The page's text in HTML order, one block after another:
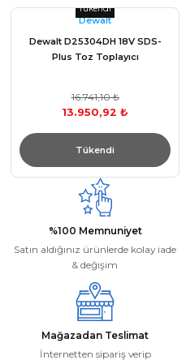
Tükendi
Dewalt
Dewalt D25304DH 18V SDS-
Plus Toz Toplayıcı
16.741,10 ₺
13.950,92 ₺
Tükendi
%100 Memnuniyet
Satın aldığınız ürünlerde kolay iade
& değişim
Mağazadan Teslimat
İnternetten sipariş verip